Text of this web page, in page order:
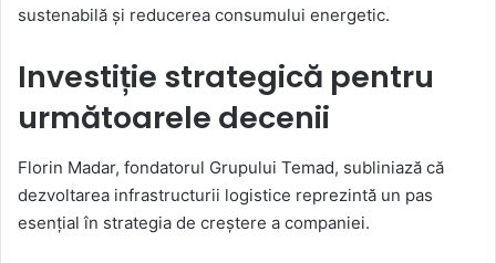
sustenabilă și reducerea consumului energetic.
Investiție strategică pentru
următoarele decenii
Florin Madar, fondatorul Grupului Temad, subliniază că
dezvoltarea infrastructurii logistice reprezintă un pas
esențial în strategia de creștere a companiei.